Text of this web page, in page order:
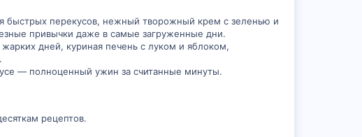
быстрых перекусов, нежный творожный крем с зеленью и
привычки даже в самые загруженные дни.
дней, куриная печень с луком и яблоком,
— полноценный ужин за считанные минуты.
рецептов.